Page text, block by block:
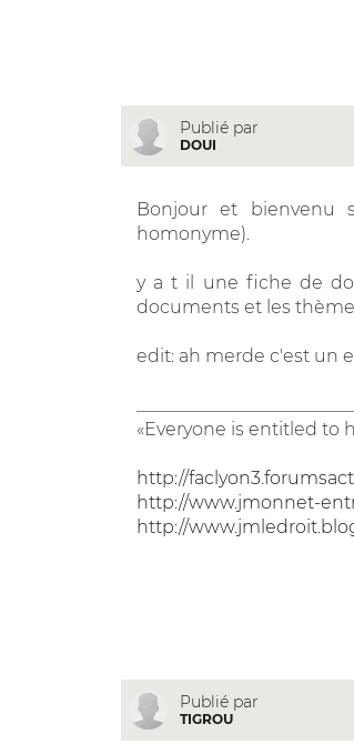
Publié par
DOUI
Bonjour et bienvenu
homonyme).
y a t il une fiche de
documents et les
edit: ah merde c'est un
«Everyone is entitled to
http://
http://www.jmonnet-
http://
Publié par
TIGROU